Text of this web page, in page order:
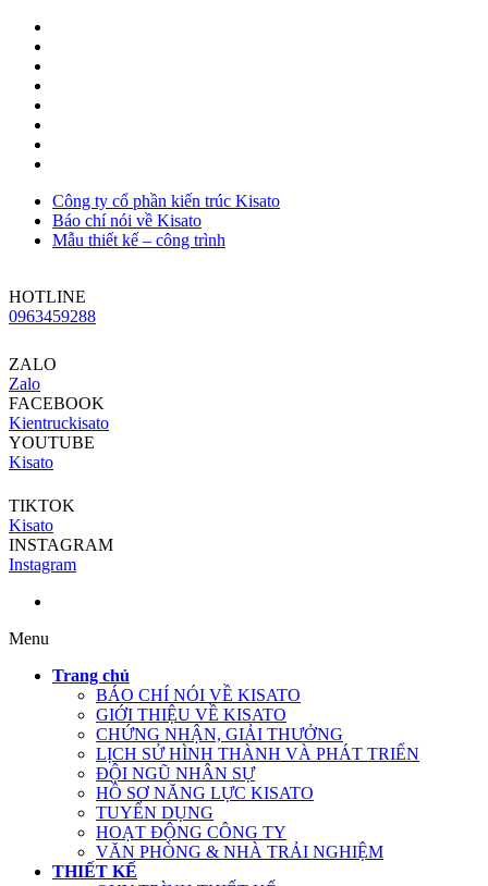
Công ty cổ phần kiến trúc Kisato
Báo chí nói về Kisato
Mẫu thiết kế – công trình
HOTLINE
0963459288
ZALO
Zalo
FACEBOOK
Kientruckisato
YOUTUBE
Kisato
TIKTOK
Kisato
INSTAGRAM
Instagram
Menu
Trang chủ
BÁO CHÍ NÓI VỀ KISATO
GIỚI THIỆU VỀ KISATO
CHỨNG NHẬN, GIẢI THƯỞNG
LỊCH SỬ HÌNH THÀNH VÀ PHÁT TRIỂN
ĐỘI NGŨ NHÂN SỰ
HỒ SƠ NĂNG LỰC KISATO
TUYỂN DỤNG
HOẠT ĐỘNG CÔNG TY
VĂN PHÒNG & NHÀ TRẢI NGHIỆM
THIẾT KẾ